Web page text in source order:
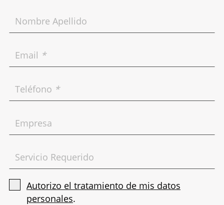
Nombre Apellido
Email *
Teléfono *
Empresa
Servicio Requerido
Autorizo el tratamiento de mis datos
personales.